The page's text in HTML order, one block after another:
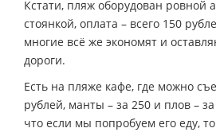
Кстати, пляж оборудован ровной
стоянкой, оплата – всего 150
многие всё же экономят и
дороги.
Есть на пляже кафе, где можно
рублей, манты – за 250 и плов –
что если мы попробуем его еду,